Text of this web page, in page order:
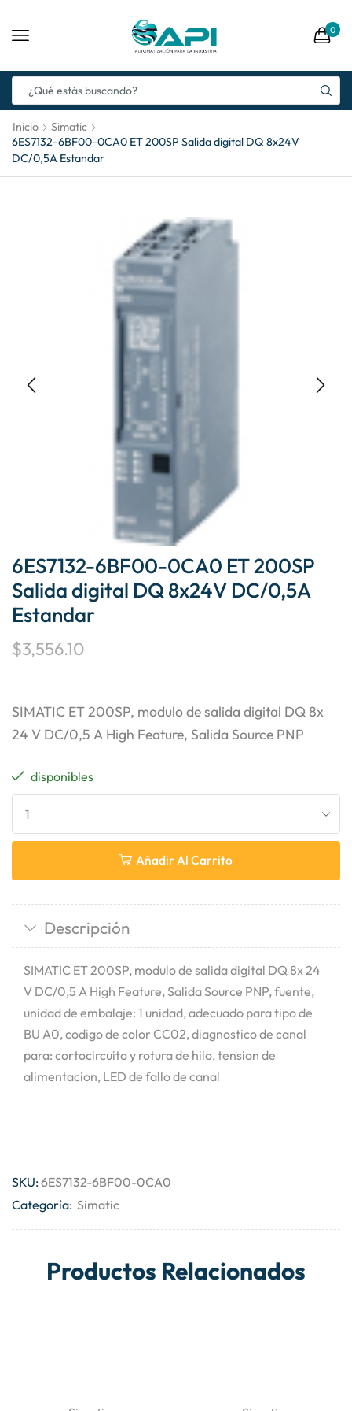
0
Inicio
Simatic
6ES7132-6BF00-0CA0 ET 200SP Salida digital DQ 8x24V
DC/0,5A Estandar
6ES7132-6BF00-0CA0 ET 200SP
Salida digital DQ 8x24V DC/0,5A
Estandar
$3,556.10
SIMATIC ET 200SP, modulo de salida digital DQ 8x
24 V DC/0,5 A High Feature, Salida Source PNP
disponibles
Añadir Al Carrito
Descripción
SIMATIC ET 200SP, modulo de salida digital DQ 8x 24
V DC/0,5 A High Feature, Salida Source PNP, fuente,
unidad de embalaje: 1 unidad, adecuado para tipo de
BU A0, codigo de color CC02, diagnostico de canal
para: cortocircuito y rotura de hilo, tension de
alimentacion, LED de fallo de canal
SKU:6ES7132-6BF00-0CA0
Categoría: Simatic
Productos Relacionados